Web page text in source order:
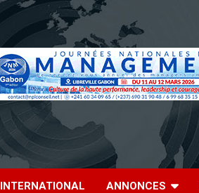
INTERNATIONAL ANNONCES